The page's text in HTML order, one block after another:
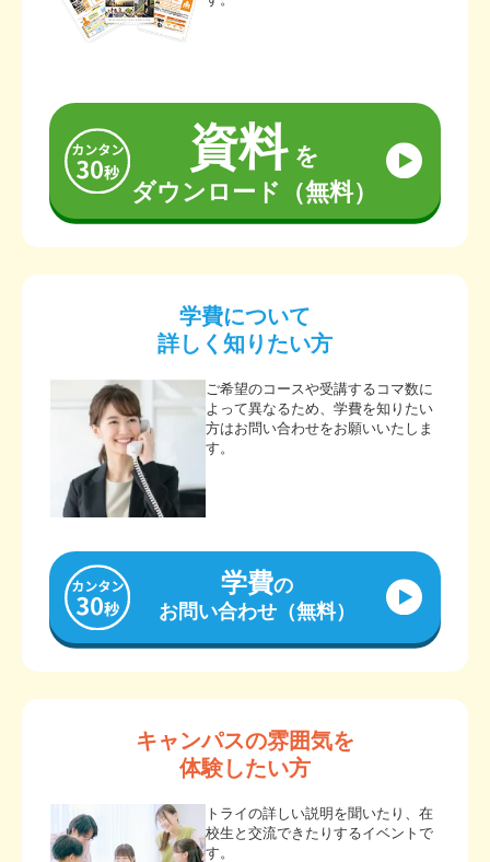
資料を
ダウンロード（無料）
学費について
詳しく知りたい方
ご希望のコースや受講するコマ数に
よって異なるため、学費を知りたい
方はお問い合わせをお願いいたしま
す。
学費の
お問い合わせ（無料）
キャンパスの雰囲気を
体験したい方
トライの詳しい説明を聞いたり、在
校生と交流できたりするイベントで
す。